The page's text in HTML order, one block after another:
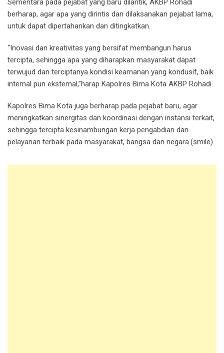
berharap, agar apa yang dirintis dan dilaksanakan pejabat lama,
untuk dapat dipertahankan dan ditingkatkan.
“Inovasi dan kreativitas yang bersifat membangun harus
tercipta, sehingga apa yang diharapkan masyarakat dapat
terwujud dan terciptanya kondisi keamanan yang kondusif, baik
internal pun eksternal,”harap Kapolres Bima Kota AKBP Rohadi.
Kapolres Bima Kota juga berharap pada pejabat baru, agar
meningkatkan sinergitas dan koordinasi dengan instansi terkait,
sehingga tercipta kesinambungan kerja pengabdian dan
pelayanan terbaik pada masyarakat, bangsa dan negara.(smile)